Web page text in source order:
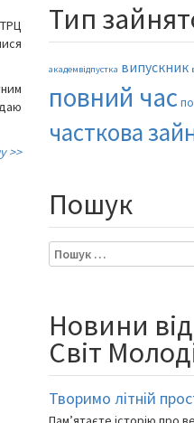
>>
Тип
академвідпустка випускник
повний час
часткова
Пошук
Пошук:
Новини
Світ
Творимо літній